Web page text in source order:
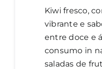
Kiwi fresco,
vibrante e
entre doce e
consumo in
saladas de